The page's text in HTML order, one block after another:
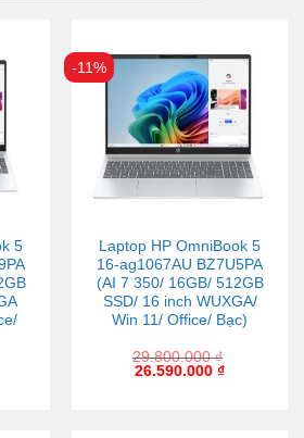
5
-11%
Laptop HP OmniBook 5
16-ag1067AU BZ7U5PA
(AI 7 350/ 16GB/ 512GB
SSD/ 16 inch WUXGA/
Win 11/ Office/ Bạc)
29.800.000₫
26.590.000 ₫